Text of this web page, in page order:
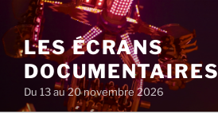
au
contenu
principal
LES ÉCRANS
DOCUMENTAIRES
Du 13 au 20 novembre 2026